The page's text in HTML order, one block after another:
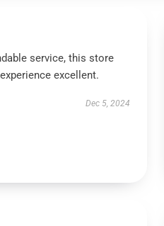
service, this store
excellent.
Dec 5, 2024